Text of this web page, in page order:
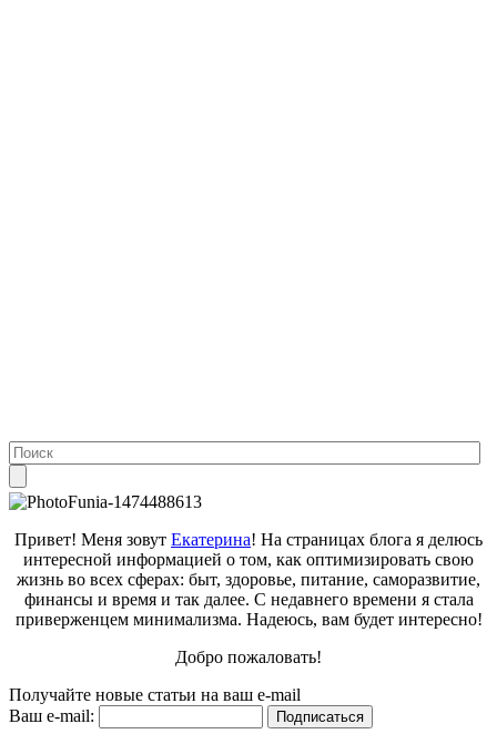
Привет! Меня зовут Екатерина! На страницах блога я делюсь
интересной информацией о том, как оптимизировать свою
жизнь во всех сферах: быт, здоровье, питание, саморазвитие,
финансы и время и так далее. С недавнего времени я стала
приверженцем минимализма. Надеюсь, вам будет интересно!
Добро пожаловать!
Получайте новые статьи на ваш e-mail
Ваш e-mail: